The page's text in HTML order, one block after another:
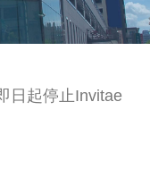
日起停止Invitae